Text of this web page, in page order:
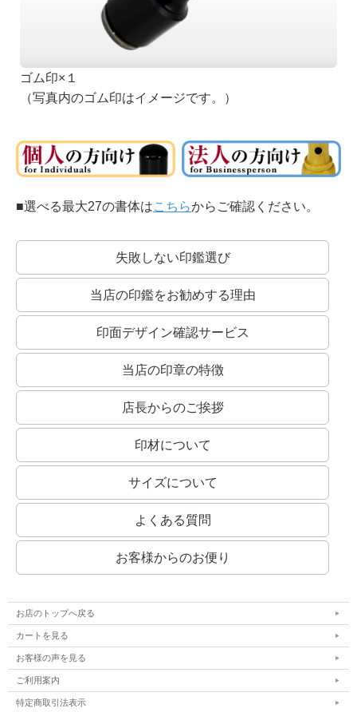
ゴム印×１
（写真内のゴム印はイメージです。）
■選べる最大27の書体はこちらからご確認ください。
失敗しない印鑑選び
当店の印鑑をお勧めする理由
印面デザイン確認サービス
当店の印章の特徴
店長からのご挨拶
印材について
サイズについて
よくある質問
お客様からのお便り
お店のトップへ戻る
カートを見る
お客様の声を見る
ご利用案内
特定商取引法表示